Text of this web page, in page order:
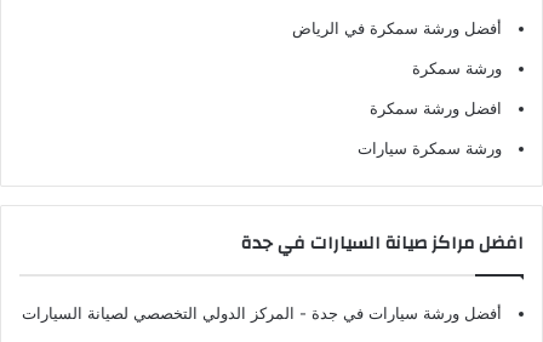
أفضل ورشة سمكرة في الرياض
ورشة سمكرة
افضل ورشة سمكرة
ورشة سمكرة سيارات
افضل مراكز صيانة السيارات في جدة
أفضل ورشة سيارات في جدة - المركز الدولي التخصصي لصيانة السيارات